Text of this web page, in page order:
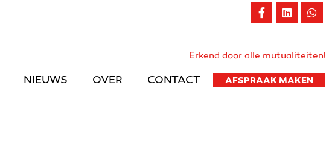
Erkend door alle mutualiteiten!
NIEUWS OVER CONTACT AFSPRAAK MAKEN